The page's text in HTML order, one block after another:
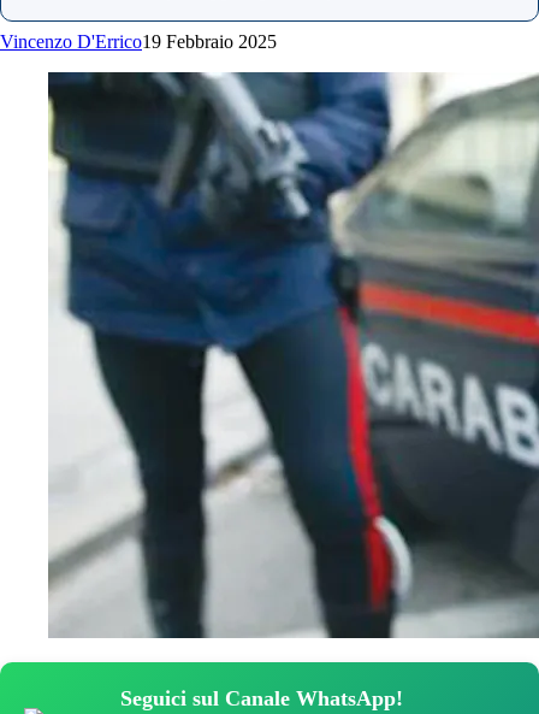
Vincenzo D'Errico19 Febbraio 2025
Seguici sul Canale WhatsApp!